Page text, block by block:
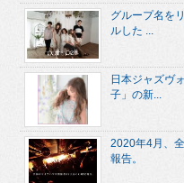
グループ名を
ルした ...
日本ジャズヴ
子」の新...
2020年4月、
報告。